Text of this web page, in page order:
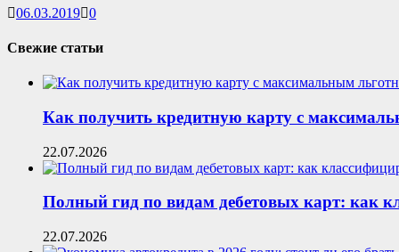
06.03.2019 0
Свежие статьи
Как получить кредитную карту с
22.07.2026
Полный гид по видам дебетовых карт: как
22.07.2026